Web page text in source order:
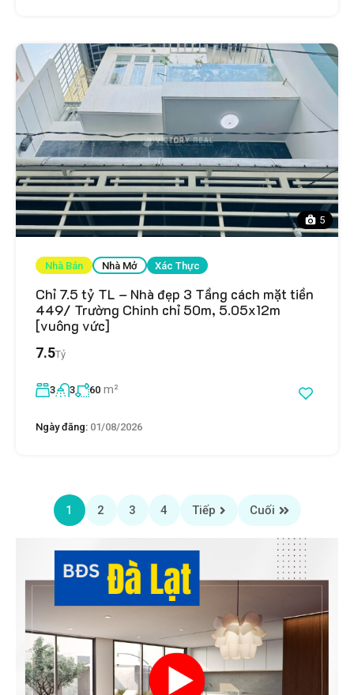
5
Nhà Bán Nhà Mở Xác Thực
Chỉ 7.5 tỷ TL – Nhà đẹp 3 Tầng cách mặt tiền
449/ Trường Chinh chỉ 50m, 5.05x12m
[vuông vức]
7.5Tỷ
3 3 60 m²
Ngày đăng: 01/08/2026
1 2 3 4 Tiếp Cuối